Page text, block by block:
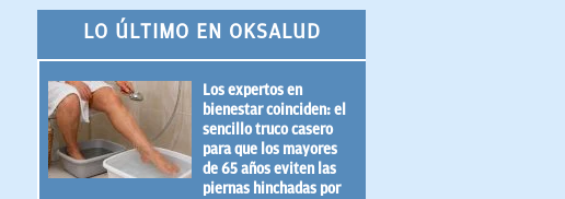
LO ÚLTIMO EN OKSALUD
Los expertos en
bienestar coinciden: el
sencillo truco casero
para que los mayores
de 65 años eviten las
piernas hinchadas por